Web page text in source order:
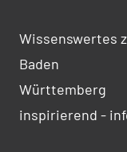
Wissenswertes
Baden
Württemberg
inspirierend -